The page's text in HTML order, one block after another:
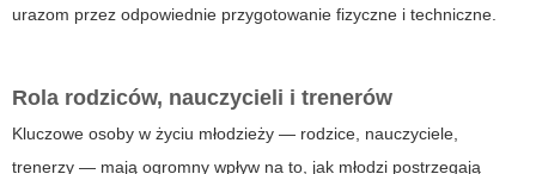
urazom przez odpowiednie przygotowanie fizyczne i techniczne.
Rola rodziców, nauczycieli i trenerów
Kluczowe osoby w życiu młodzieży — rodzice, nauczyciele,
trenerzy — mają ogromny wpływ na to, jak młodzi postrzegają